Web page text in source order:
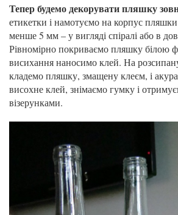
Тепер будемо декорувати пляшку
етикетки і намотуємо на корпус
менше 5 мм – у вигляді спіралі або в
Рівномірно покриваємо пляшку білою
висихання наносимо клей. На
кладемо пляшку, змащену клеєм, і
висохне клей, знімаємо гумку і
візерунками.